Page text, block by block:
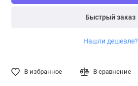
Быстрый заказ
Нашли дешевле?
В избранное В сравнение